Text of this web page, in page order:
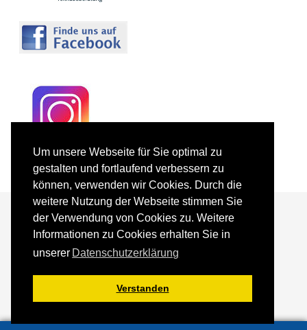
Um unsere Webseite für Sie optimal zu
gestalten und fortlaufend verbessern zu
können, verwenden wir Cookies. Durch die
weitere Nutzung der Webseite stimmen Sie
der Verwendung von Cookies zu. Weitere
Informationen zu Cookies erhalten Sie in
unserer Datenschutzerklärung
Verstanden
Förderer und Partner Kontakt
Datenschutz